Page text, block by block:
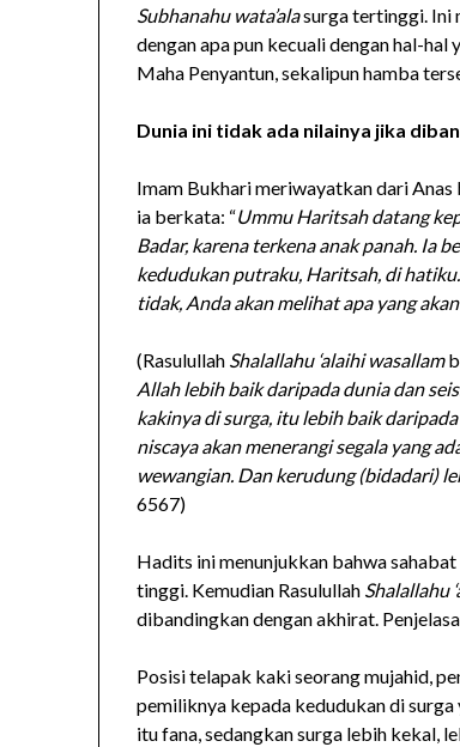
Subhanahu wata’alasurga tertinggi. Ini
dengan apa pun kecuali dengan hal-
Maha Penyantun, sekalipun hamba
Dunia ini tidak ada nilainya jika
Imam Bukhari meriwayatkan dari
ia berkata: “Ummu Haritsah datang
Badar, karena terkena anak panah. Ia
kedudukan putraku, Haritsah, di
tidak, Anda akan melihat apa yang
(Rasulullah Shalallahu ‘alaihi wasallam
Allah lebih baik daripada dunia dan
kakinya di surga, itu lebih baik
niscaya akan menerangi segala yang
wewangian. Dan kerudung (bidadari)
6567)
Hadits ini menunjukkan bahwa
tinggi. Kemudian Rasulullah Shalallahu
dibandingkan dengan akhirat.
Posisi telapak kaki seorang mujahid,
pemiliknya kepada kedudukan di
itu fana, sedangkan surga lebih kekal,